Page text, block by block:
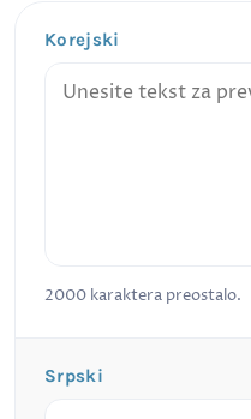
Korejski
2000 karaktera preostalo.
Srpski